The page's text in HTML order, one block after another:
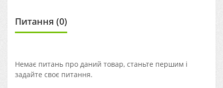
Питання (0)
Немає питань про даний товар, станьте першим і
задайте своє питання.